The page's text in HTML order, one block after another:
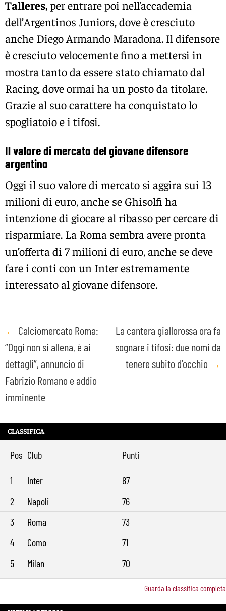
Talleres,per entrare poi nell’accademia
dell’Argentinos Juniors, dove è cresciuto
anche Diego Armando Maradona. Il difensore
è cresciuto velocemente fino a mettersi in
mostra tanto da essere stato chiamato dal
Racing, dove ormai ha un posto da titolare.
Grazie al suo carattere ha conquistato lo
spogliatoio e i tifosi.
Il valore di mercato del giovane difensore
argentino
Oggi il suo valore di mercato si aggira sui 13
milioni di euro, anche se Ghisolfi ha
intenzione di giocare al ribasso per cercare di
risparmiare. La Roma sembra avere pronta
un’offerta di 7 milioni di euro, anche se deve
fare i conti con un Inter estremamente
interessato al giovane difensore.
Post
navigation
← Calciomercato Roma:
“Oggi non si allena, è ai
dettagli”, annuncio di
Fabrizio Romano e addio
imminente
La cantera giallorossa ora fa
sognare i tifosi: due nomi da
tenere subito d’occhio →
CLASSIFICA
Pos Club Punti
1 Inter
87
2
Napoli
76
3
Roma
73
4
Como
71
5
Milan 70
Guarda la classifica completa